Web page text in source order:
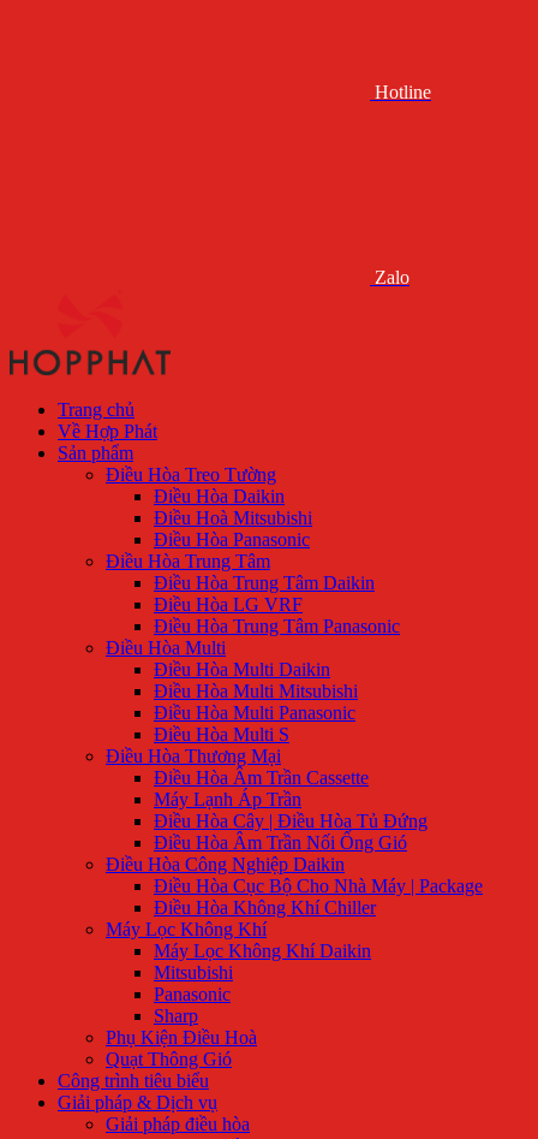
Hotline
Zalo
Trang chủ
Về Hợp Phát
Sản phẩm
Điều Hòa Treo Tường
Điều Hòa Daikin
Điều Hoà Mitsubishi
Điều Hòa Panasonic
Điều Hòa Trung Tâm
Điều Hòa Trung Tâm Daikin
Điều Hòa LG VRF
Điều Hòa Trung Tâm Panasonic
Điều Hòa Multi
Điều Hòa Multi Daikin
Điều Hòa Multi Mitsubishi
Điều Hòa Multi Panasonic
Điều Hòa Multi S
Điều Hòa Thương Mại
Điều Hòa Âm Trần Cassette
Máy Lạnh Áp Trần
Điều Hòa Cây | Điều Hòa Tủ Đứng
Điều Hòa Âm Trần Nối Ống Gió
Điều Hòa Công Nghiệp Daikin
Điều Hòa Cục Bộ Cho Nhà Máy | Package
Điều Hòa Không Khí Chiller
Máy Lọc Không Khí
Máy Lọc Không Khí Daikin
Mitsubishi
Panasonic
Sharp
Phụ Kiện Điều Hoà
Quạt Thông Gió
Công trình tiêu biểu
Giải pháp & Dịch vụ
Giải pháp điều hòa